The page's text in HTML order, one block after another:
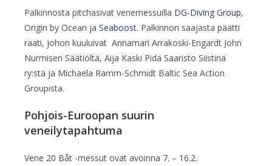
Palkinnosta pitchasivat venemessuilla DG-Diving Group,
Origin by Ocean ja Seaboost. Palkinnon saajasta päätti
raati, johon kuuluivat Annamari Arrakoski-Engardt John
Nurmisen Säätiöltä, Aija Kaski Pidä Saaristo Siistinä
ry:stä ja Michaela Ramm-Schmidt Baltic Sea Action
Groupista.
Pohjois-Euroopan suurin
veneilytapahtuma
Vene 20 Båt -messut ovat avoinna 7. – 16.2.